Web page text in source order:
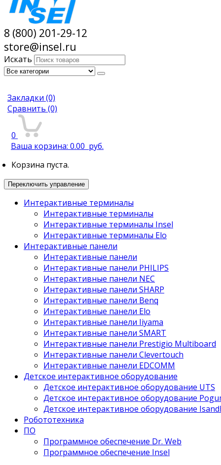
8 (800) 201-29-12
store@insel.ru
Искать
Закладки (0)
Сравнить (0)
0
Ваша корзина: 0.00 руб.
Корзина пуста.
Переключить управление
Интерактивные терминалы
Интерактивные терминалы
Интерактивные терминалы Insel
Интерактивные терминалы Elo
Интерактивные панели
Интерактивные панели
Интерактивные панели PHILIPS
Интерактивные панели NEC
Интерактивные панели SHARP
Интерактивные панели Benq
Интерактивные панели Elo
Интерактивные панели Iiyama
Интерактивные панели SMART
Интерактивные панели Prestigio Multiboard
Интерактивные панели Clevertouch
Интерактивные панели EDCOMM
Детское интерактивное оборудование
Детское интерактивное оборудование UTS
Детское интерактивное оборудование
Детское интерактивное оборудование
Робототехника
ПО
Программное обеспечение Dr. Web
Программное обеспечение Insel